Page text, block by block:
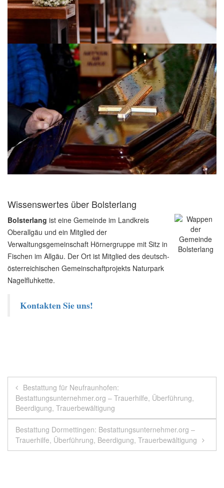
Wissenswertes über Bolsterlang
Bolsterlang ist eine Gemeinde im Landkreis
Oberallgäu und ein Mitglied der
Verwaltungsgemeinschaft Hörnergruppe mit Sitz in
Fischen im Allgäu. Der Ort ist Mitglied des deutsch-
österreichischen Gemeinschaftprojekts Naturpark
Nagelfluhkette.
Kontakten Sie uns!
Beitragsnavigation
Bestattung für Neufraunhofen:
Bestattungsunternehmer.org – Trauerhilfe, Überführung,
Beerdigung, Trauerbewältigung
Bestattung Dormettingen: Bestattungsunternehmer.org –
Trauerhilfe, Überführung, Beerdigung, Trauerbewältigung